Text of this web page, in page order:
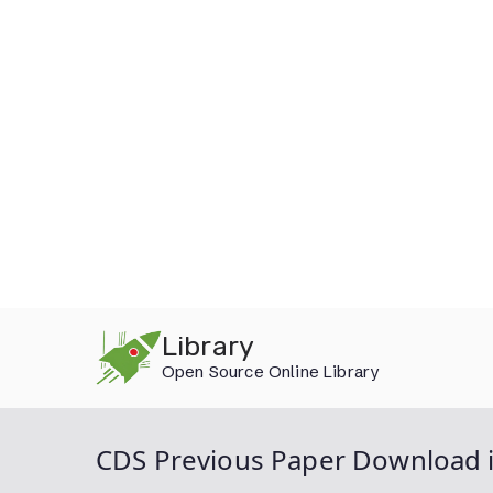
Library
Open Source Online Library
CDS Previous Paper Download